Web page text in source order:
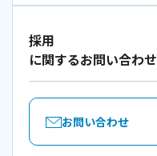
採用
に関するお問い合わせ
お問い合わせ